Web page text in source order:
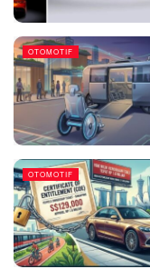
OTOMOTIF
OTOMOTIF